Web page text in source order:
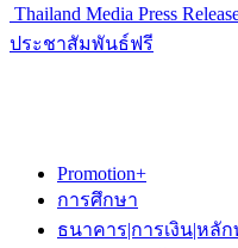
Thailand Media Press
ประชาสัมพันธ์ฟรี
Promotion+
การศึกษา
ธนาคาร|การเงิน|หลั